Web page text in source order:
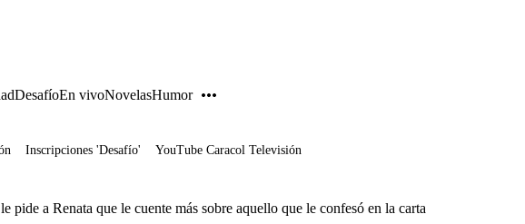
DesafíoEn vivoNovelasHumor
Inscripciones 'Desafío' YouTube Caracol Televisión
pide a Renata que le cuente más sobre aquello que le confesó en la carta